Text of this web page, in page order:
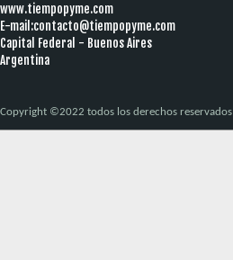
www.tiempopyme.com
E-mail:contacto@tiempopyme.com
Capital Federal - Buenos Aires
Argentina
Copyright ©2022 todos los derechos reservados